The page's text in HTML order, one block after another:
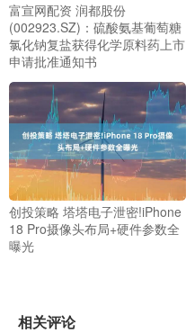
富宣网配资 润都股份
(002923.SZ)：硫酸氨基葡萄糖
氯化钠复盐获得化学原料药上市
申请批准通知书
创投策略 塔塔电子泄密!iPhone
18 Pro摄像头布局+硬件参数全
曝光
相关评论